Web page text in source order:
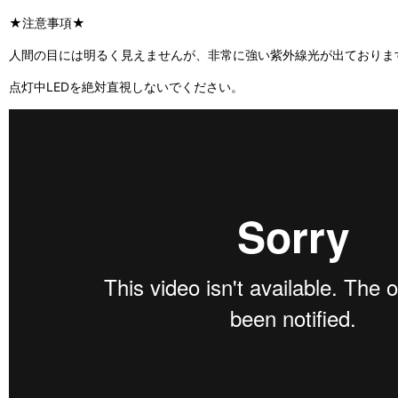
★注意事項★
人間の目には明るく見えませんが、非常に強い紫外線光が出ておりま
点灯中LEDを絶対直視しないでください。